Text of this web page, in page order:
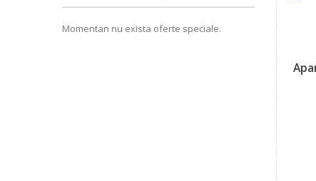
Momentan nu exista oferte speciale.